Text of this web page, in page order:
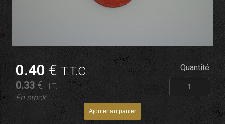
0.40€T.T.C.
0.33 € H.T.
En stock
Quantité